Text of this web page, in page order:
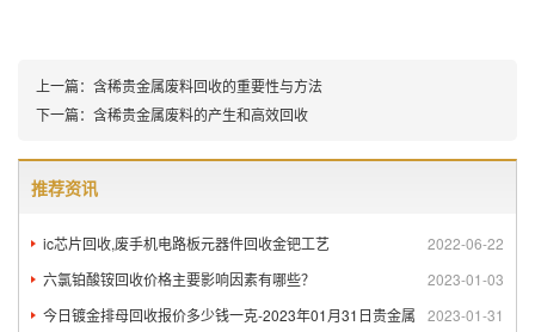
上一篇： 含稀贵金属废料回收的重要性与方法
下一篇： 含稀贵金属废料的产生和高效回收
推荐资讯
2022-06-22
ic芯片回收,废手机电路板元器件回收金钯工艺
2023-01-03
六氯铂酸铵回收价格主要影响因素有哪些？
2023-01-31
今日镀金排母回收报价多少钱一克-2023年01月31日贵金属